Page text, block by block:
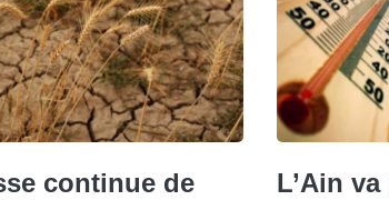
continue de
L’Ain